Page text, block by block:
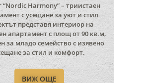
“Nordic Harmony” – триистаен
с усещане за уют и стил
представя интериор на
апартамент с площ от 90 кв.м,
за младо семейство с изявено
за стил и комфорт.
ВИЖ ОЩЕ